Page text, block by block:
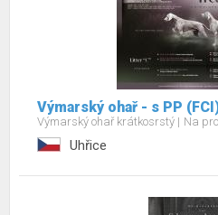
Výmarský ohař - s PP
Výmarský ohař krátkosrstý Na
Uhřice